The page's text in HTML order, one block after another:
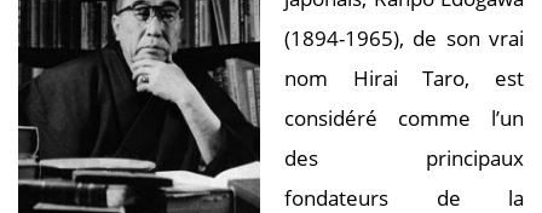
(1894-1965), de son vrai
nom Hirai Taro, est
considéré comme l’un
des principaux
fondateurs de la